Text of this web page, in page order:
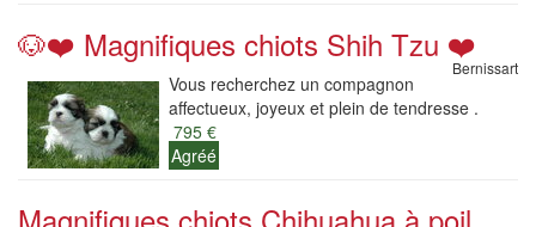
🐶❤️ Magnifiques chiots Shih Tzu ❤️
Bernissart
Vous recherchez un compagnon
affectueux, joyeux et plein de tendresse .
795 €
Agréé